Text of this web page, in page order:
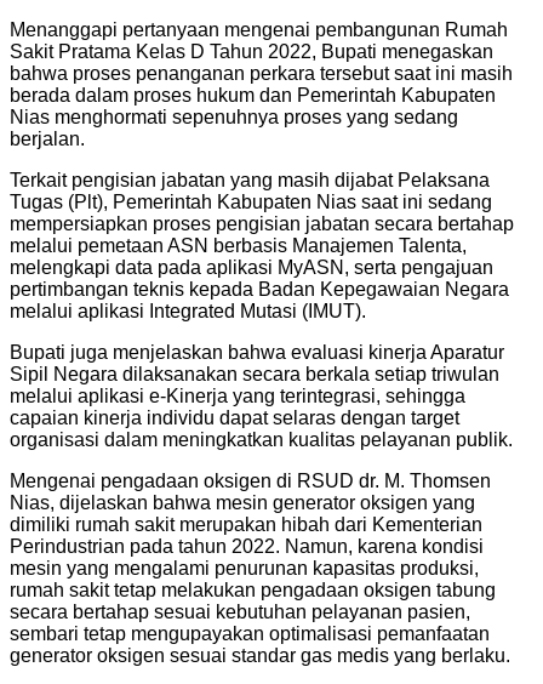
Menanggapi pertanyaan mengenai pembangunan Rumah
Sakit Pratama Kelas D Tahun 2022, Bupati menegaskan
bahwa proses penanganan perkara tersebut saat ini masih
berada dalam proses hukum dan Pemerintah Kabupaten
Nias menghormati sepenuhnya proses yang sedang
berjalan.
Terkait pengisian jabatan yang masih dijabat Pelaksana
Tugas (Plt), Pemerintah Kabupaten Nias saat ini sedang
mempersiapkan proses pengisian jabatan secara bertahap
melalui pemetaan ASN berbasis Manajemen Talenta,
melengkapi data pada aplikasi MyASN, serta pengajuan
pertimbangan teknis kepada Badan Kepegawaian Negara
melalui aplikasi Integrated Mutasi (IMUT).
Bupati juga menjelaskan bahwa evaluasi kinerja Aparatur
Sipil Negara dilaksanakan secara berkala setiap triwulan
melalui aplikasi e-Kinerja yang terintegrasi, sehingga
capaian kinerja individu dapat selaras dengan target
organisasi dalam meningkatkan kualitas pelayanan publik.
Mengenai pengadaan oksigen di RSUD dr. M. Thomsen
Nias, dijelaskan bahwa mesin generator oksigen yang
dimiliki rumah sakit merupakan hibah dari Kementerian
Perindustrian pada tahun 2022. Namun, karena kondisi
mesin yang mengalami penurunan kapasitas produksi,
rumah sakit tetap melakukan pengadaan oksigen tabung
secara bertahap sesuai kebutuhan pelayanan pasien,
sembari tetap mengupayakan optimalisasi pemanfaatan
generator oksigen sesuai standar gas medis yang berlaku.